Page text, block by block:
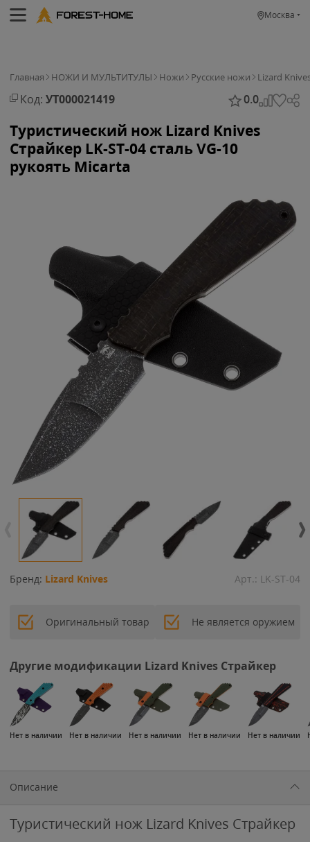
Москва
Главная НОЖИ И МУЛЬТИТУЛЫ Ножи Русские ножи Lizard
Код: УТ000021419 0.0
Туристический нож Lizard Knives
Страйкер LK-ST-04 сталь VG-10
рукоять Micarta
Бренд: Lizard Knives Арт.: LK-ST-04
Оригинальный товар Не является оружием
Другие модификации Lizard Knives Страйкер
Нет в наличии Нет в наличии Нет в наличии Нет в наличии Нет в наличии
Описание
Туристический нож Lizard Knives Страйкер